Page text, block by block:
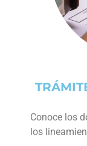
Conoce los
los